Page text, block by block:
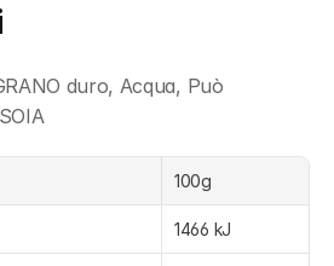
duro, Acqua, Può
100g
1466 kJ